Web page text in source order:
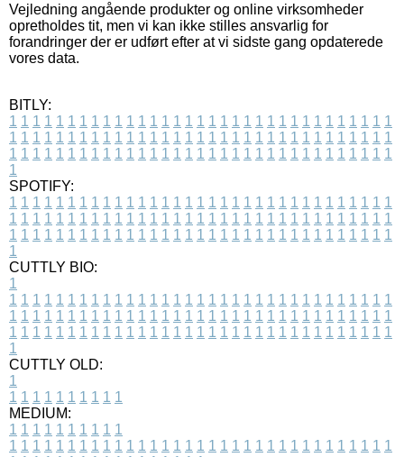
Vejledning angående produkter og online virksomheder
opretholdes tit, men vi kan ikke stilles ansvarlig for
forandringer der er udført efter at vi sidste gang opdaterede
vores data.
BITLY:
1 1 1 1 1 1 1 1 1 1 1 1 1 1 1 1 1 1 1 1 1 1 1 1 1 1 1 1 1 1 1 1 1
1 1 1 1 1 1 1 1 1 1 1 1 1 1 1 1 1 1 1 1 1 1 1 1 1 1 1 1 1 1 1 1 1
1 1 1 1 1 1 1 1 1 1 1 1 1 1 1 1 1 1 1 1 1 1 1 1 1 1 1 1 1 1 1 1 1
1
SPOTIFY:
1 1 1 1 1 1 1 1 1 1 1 1 1 1 1 1 1 1 1 1 1 1 1 1 1 1 1 1 1 1 1 1 1
1 1 1 1 1 1 1 1 1 1 1 1 1 1 1 1 1 1 1 1 1 1 1 1 1 1 1 1 1 1 1 1 1
1 1 1 1 1 1 1 1 1 1 1 1 1 1 1 1 1 1 1 1 1 1 1 1 1 1 1 1 1 1 1 1 1
1
CUTTLY BIO:
1
1 1 1 1 1 1 1 1 1 1 1 1 1 1 1 1 1 1 1 1 1 1 1 1 1 1 1 1 1 1 1 1 1
1 1 1 1 1 1 1 1 1 1 1 1 1 1 1 1 1 1 1 1 1 1 1 1 1 1 1 1 1 1 1 1 1
1 1 1 1 1 1 1 1 1 1 1 1 1 1 1 1 1 1 1 1 1 1 1 1 1 1 1 1 1 1 1 1 1
1
CUTTLY OLD:
1
1 1 1 1 1 1 1 1 1 1
MEDIUM:
1 1 1 1 1 1 1 1 1 1
1 1 1 1 1 1 1 1 1 1 1 1 1 1 1 1 1 1 1 1 1 1 1 1 1 1 1 1 1 1 1 1 1